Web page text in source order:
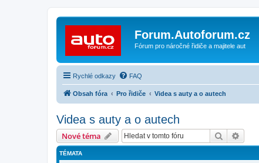
Forum.Autoforum.cz
Fórum pro náročné řidiče a majitele aut
Rychlé odkazy FAQ
Obsah fóra Pro řidiče Videa s auty a o autech
Videa s auty a o autech
Nové téma Hledat
TÉMATA